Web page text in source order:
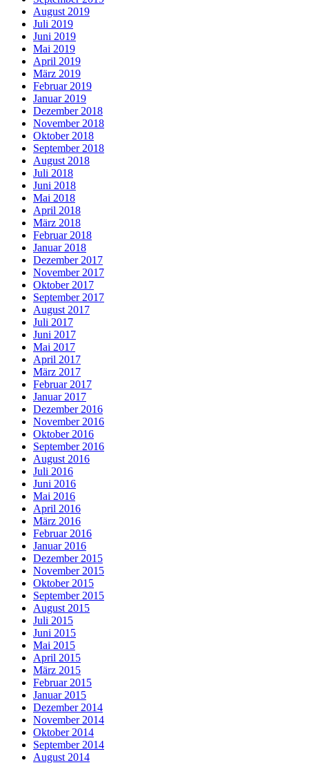
August 2019
Juli 2019
Juni 2019
Mai 2019
April 2019
März 2019
Februar 2019
Januar 2019
Dezember 2018
November 2018
Oktober 2018
September 2018
August 2018
Juli 2018
Juni 2018
Mai 2018
April 2018
März 2018
Februar 2018
Januar 2018
Dezember 2017
November 2017
Oktober 2017
September 2017
August 2017
Juli 2017
Juni 2017
Mai 2017
April 2017
März 2017
Februar 2017
Januar 2017
Dezember 2016
November 2016
Oktober 2016
September 2016
August 2016
Juli 2016
Juni 2016
Mai 2016
April 2016
März 2016
Februar 2016
Januar 2016
Dezember 2015
November 2015
Oktober 2015
September 2015
August 2015
Juli 2015
Juni 2015
Mai 2015
April 2015
März 2015
Februar 2015
Januar 2015
Dezember 2014
November 2014
Oktober 2014
September 2014
August 2014